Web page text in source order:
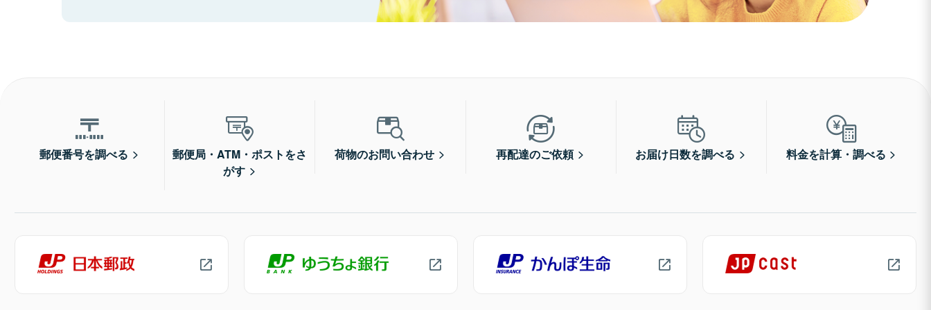
郵便番号を調べる
郵便局・ATM・ポストをさ
がす
荷物のお問い合わせ 再配達のご依頼 お届け日数を調べる 料金を計算・調べる